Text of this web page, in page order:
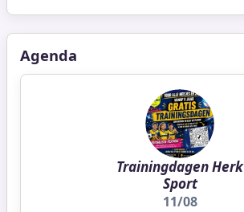
Agenda
Trainingdagen Herk
Sport
11/08